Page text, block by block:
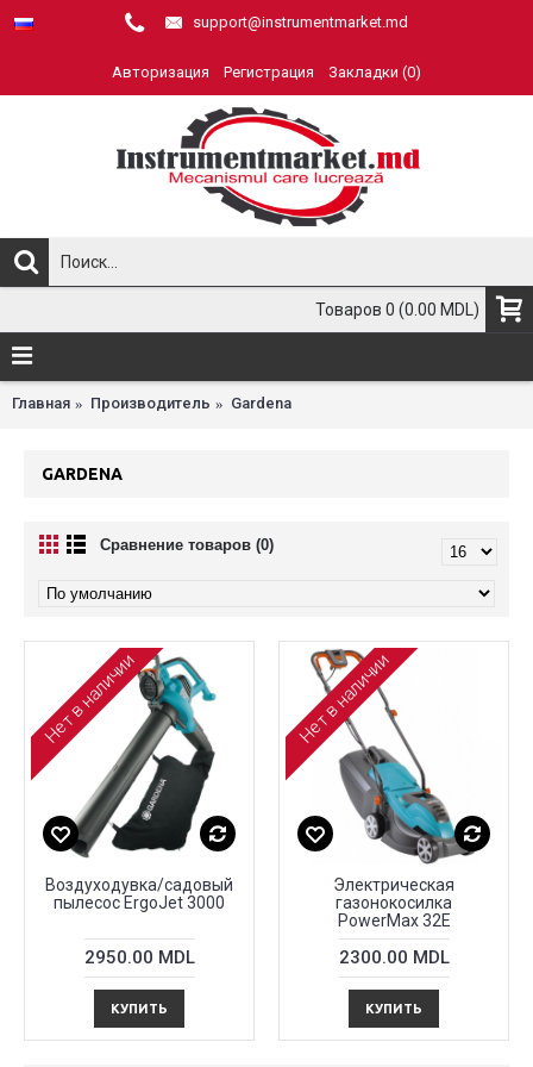
support@instrumentmarket.md
Авторизация Регистрация Закладки (0)
Товаров 0 (0.00 MDL)
Главная Производитель Gardena
GARDENA
Сравнение товаров (0)
Нет в наличии
Воздуходувка/садовый
пылесос ErgoJet 3000
2950.00 MDL
КУПИТЬ
Нет в наличии
Электрическая
газонокосилка
PowerMax 32E
2300.00 MDL
КУПИТЬ